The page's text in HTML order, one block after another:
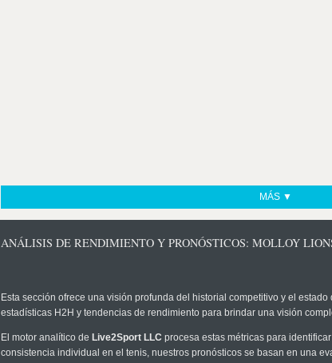
MÁS ▼
ANÁLISIS DE RENDIMIENTO Y PRONÓSTICOS: MOLLOY
Esta sección ofrece una visión profunda del historial competitivo y el estado
estadísticas H2H y tendencias de rendimiento para brindar una visión
El motor analítico de Live2Sport LLC procesa estas métricas para
consistencia individual en el tenis, nuestros pronósticos se basan en una